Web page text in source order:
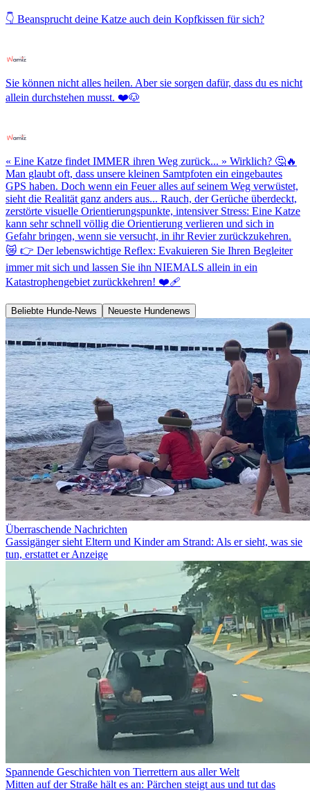
👇 Beansprucht deine Katze auch dein Kopfkissen für sich?
Sie können nicht alles heilen. Aber sie sorgen dafür, dass du es nicht
allein durchstehen musst. ❤️🐶
« Eine Katze findet IMMER ihren Weg zurück... » Wirklich? 🤔🔥
Man glaubt oft, dass unsere kleinen Samtpfoten ein eingebautes
GPS haben. Doch wenn ein Feuer alles auf seinem Weg verwüstet,
sieht die Realität ganz anders aus... Rauch, der Gerüche überdeckt,
zerstörte visuelle Orientierungspunkte, intensiver Stress: Eine Katze
kann sehr schnell völlig die Orientierung verlieren und sich in
Gefahr bringen, wenn sie versucht, in ihr Revier zurückzukehren.
😿 👉 Der lebenswichtige Reflex: Evakuieren Sie Ihren Begleiter
immer mit sich und lassen Sie ihn NIEMALS allein in ein
Katastrophengebiet zurückkehren! ❤️‍🩹
Beliebte Hunde-News Neueste Hundenews
Überraschende Nachrichten
Gassigänger sieht Eltern und Kinder am Strand: Als er sieht, was sie
tun, erstattet er Anzeige
Spannende Geschichten von Tierrettern aus aller Welt
Mitten auf der Straße hält es an: Pärchen steigt aus und tut das